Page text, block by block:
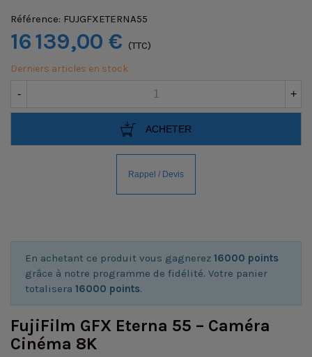
Référence: FUJGFXETERNA55
16 139,00 € (TTC)
Derniers articles en stock
- +
ACHETER
En achetant ce produit vous gagnerez 16000 points
grâce à notre programme de fidélité. Votre panier
totalisera 16000 points.
FujiFilm GFX Eterna 55 – Caméra
Cinéma 8K